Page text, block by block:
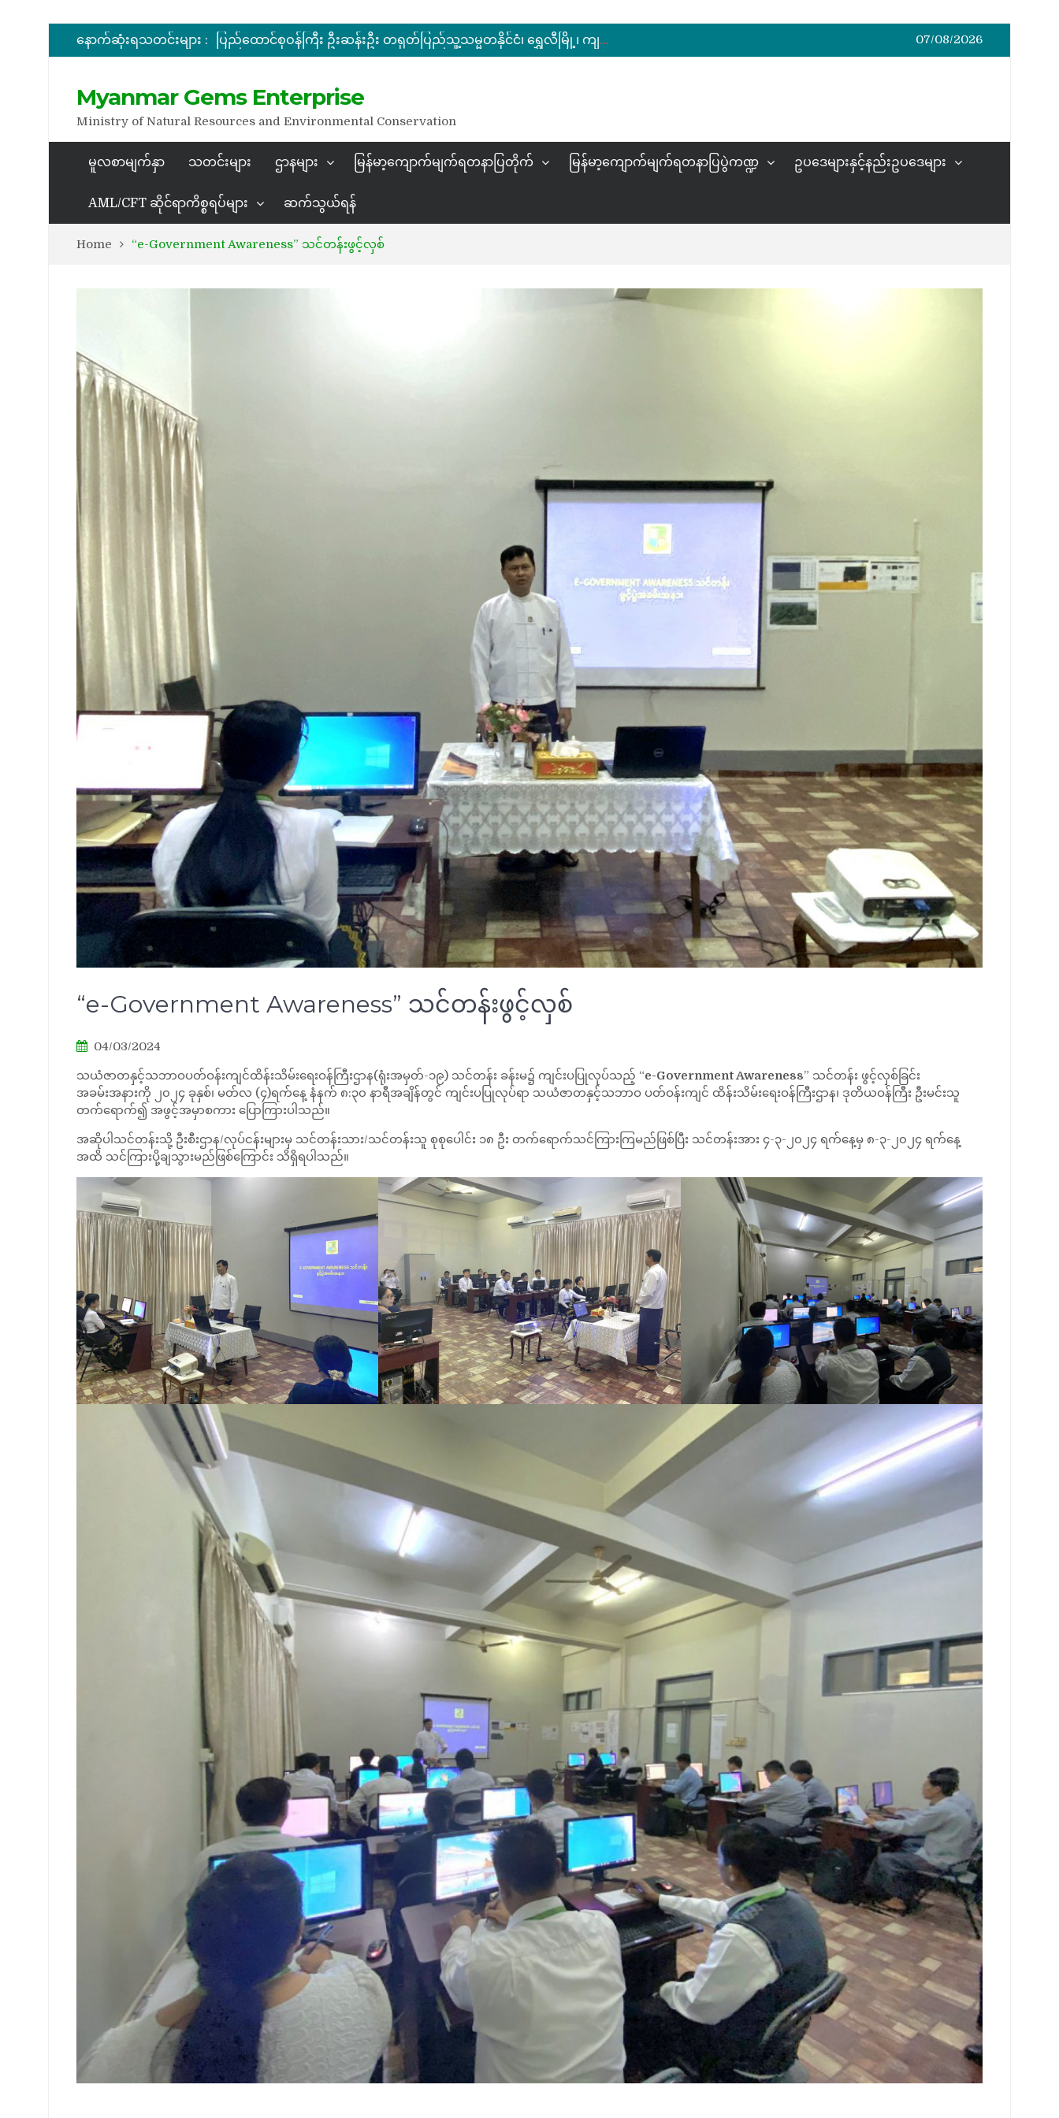
နောက်ဆုံးရသတင်းများ :
ပြည်ထောင်စုဝန်ကြီး ဦးဆန်းဦး တရုတ်ပြည်သူ့သမ္မတနိုင်ငံ၊ ရွှေလီမြို့၊ ကျယ်ဂေါင်နယ်စပ်ကုန်သွယ်ရေးဇုန်တွင် မြန်မာ့ကျောက်မျက်ရတနာပြပွဲ တက်ရောက်ဖွင့်လှစ်
နိုင်ငံတော်သမ္မတ ဦးမင်းအောင်လှိုင် မိုးကုတ်ရတနာမြေမှရှာဖွေတွေ့ရှိသည့် ထူးခြားလှပပြီး အရွယ်အစားကြီးမားသည့် နီလာအရိုင်းတုံးကြီးအားကြည့်ရှု
အိတ်ဖွင့်တင်ဒါခေါ်ယူခြင်း
07/08/2026
Myanmar Gems Enterprise
Ministry of Natural Resources and Environmental Conservation
မူလစာမျက်နှာ သတင်းများ ဌာနများ မြန်မာ့ကျောက်မျက်ရတနာပြတိုက် မြန်မာ့ကျောက်မျက်ရတနာပြပွဲကဏ္ဍ ဥပဒေများနှင့်နည်းဥပဒေများ
AML/CFT ဆိုင်ရာကိစ္စရပ်များ ဆက်သွယ်ရန်
Home “e-Government Awareness” သင်တန်းဖွင့်လှစ်
“e-Government Awareness” သင်တန်းဖွင့်လှစ်
04/03/2024
သယံဇာတနှင့်သဘာဝပတ်ဝန်းကျင်ထိန်းသိမ်းရေးဝန်ကြီးဌာန(ရုံးအမှတ်-၁၉) သင်တန်း ခန်းမ၌ ကျင်းပပြုလုပ်သည့် “e-Government Awareness” သင်တန်း ဖွင့်လှစ်ခြင်း
အခမ်းအနားကို ၂၀၂၄ ခုနှစ်၊ မတ်လ (၄)ရက်နေ့ နံနက် ၈:၃၀ နာရီအချိန်တွင် ကျင်းပပြုလုပ်ရာ သယံဇာတနှင့်သဘာဝ ပတ်ဝန်းကျင် ထိန်းသိမ်းရေးဝန်ကြီးဌာန၊ ဒုတိယဝန်ကြီး ဦးမင်းသူ
တက်ရောက်၍ အဖွင့်အမှာစကား ပြောကြားပါသည်။
အဆိုပါသင်တန်းသို့ ဦးစီးဌာန/လုပ်ငန်းများမှ သင်တန်းသား/သင်တန်းသူ စုစုပေါင်း ၁၈ ဦး တက်ရောက်သင်ကြားကြမည်ဖြစ်ပြီး သင်တန်းအား ၄-၃-၂၀၂၄ ရက်နေ့မှ ၈-၃-၂၀၂၄ ရက်နေ့
အထိ သင်ကြားပို့ချသွားမည်ဖြစ်ကြောင်း သိရှိရပါသည်။